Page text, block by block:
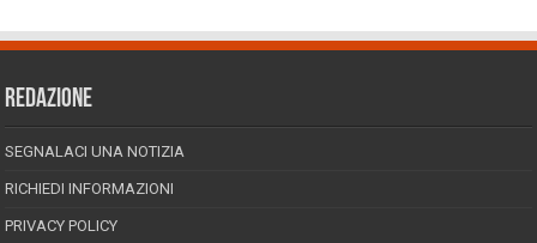
REDAZIONE
SEGNALACI UNA NOTIZIA
RICHIEDI INFORMAZIONI
PRIVACY POLICY